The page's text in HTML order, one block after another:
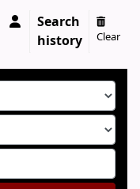
Search
history
Clear